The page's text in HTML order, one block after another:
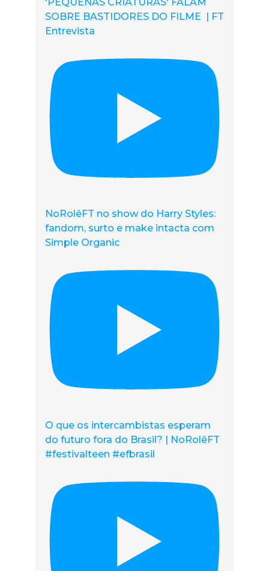
SOBRE BASTIDORES DO FILME | FT
Entrevista
NoRolêFT no show do Harry Styles:
fandom, surto e make intacta com
Simple Organic
O que os intercambistas esperam
do futuro fora do Brasil? | NoRolêFT
#festivalteen #efbrasil